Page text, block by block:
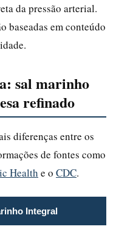
da pressão arterial.
baseadas em conteúdo
sal marinho
refinado
diferenças entre os
de fontes como
Health e o CDC.
Integral